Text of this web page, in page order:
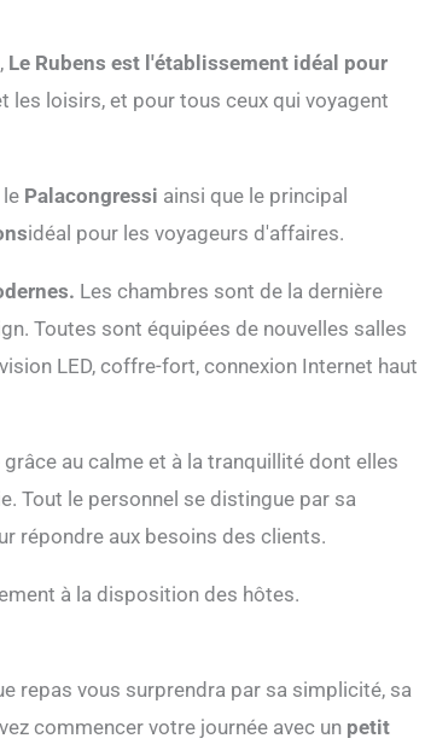
Le Rubens est l'établissement idéal pour
les loisirs, et pour tous ceux qui voyagent
le Palacongressi ainsi que le principal
idéal pour les voyageurs d'affaires.
Les chambres sont de la dernière
Toutes sont équipées de nouvelles salles
LED, coffre-fort, connexion Internet haut
au calme et à la tranquillité dont elles
Tout le personnel se distingue par sa
répondre aux besoins des clients.
à la disposition des hôtes.
repas vous surprendra par sa simplicité, sa
commencer votre journée avec un petit